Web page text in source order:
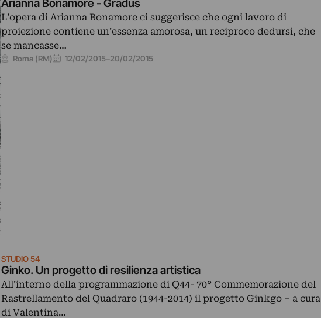
Arianna Bonamore - Gradus
L’opera di Arianna Bonamore ci suggerisce che ogni lavoro di
proiezione contiene un’essenza amorosa, un reciproco dedursi, che
se mancasse…
Roma (RM) 12/02/2015–20/02/2015
STUDIO 54
Ginko. Un progetto di resilienza artistica
All’interno della programmazione di Q44- 70° Commemorazione del
Rastrellamento del Quadraro (1944-2014) il progetto Ginkgo – a cura
di Valentina…